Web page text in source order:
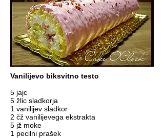
Vanilijevo biksvitno testo
5 jajc
5 žlic sladkorja
1 vanilijev sladkor
2 čž vanilijevega ekstrakta
5 jž moke
1 pecilni prašek